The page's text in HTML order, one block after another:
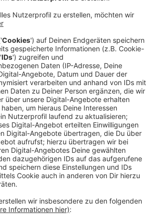
der IHK
neuer US Präsident wie angekündigt
werde das auch die stark
Wirtschaft im Münsterland und der
Region spüren, sagt
Jaeckel. Er sieht die politischen
hierzulande nun noch mehr in der
und fordert bessere
für Unternehmen in Deutschland